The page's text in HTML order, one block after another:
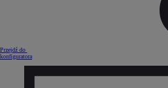
Przejdź do
konfiguratora